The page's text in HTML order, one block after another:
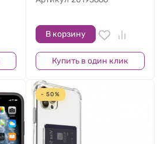
В корзину
Купить в один клик
- 50%